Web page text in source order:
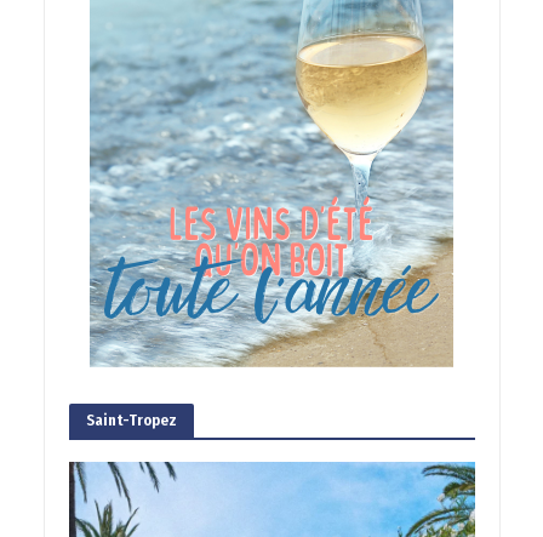
Saint-Tropez